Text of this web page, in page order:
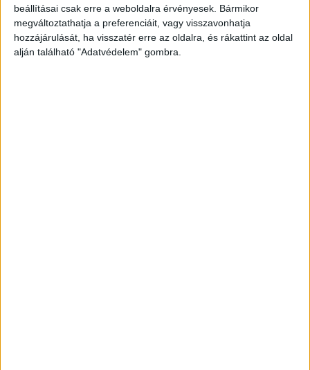
beállításai csak erre a weboldalra érvényesek. Bármikor
megváltoztathatja a preferenciáit, vagy visszavonhatja
hozzájárulását, ha visszatér erre az oldalra, és rákattint az oldal
alján található "Adatvédelem" gombra.